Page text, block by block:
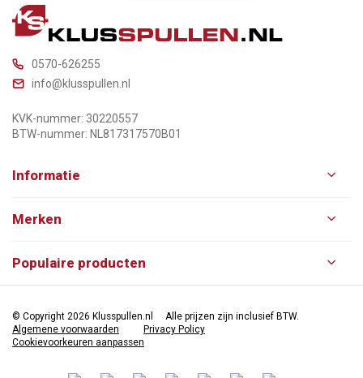
0570-626255
info@klusspullen.nl
KVK-nummer: 30220557
BTW-nummer: NL817317570B01
Informatie
Merken
Populaire producten
© Copyright 2026 Klusspullen.nl
Alle prijzen zijn inclusief BTW.
Algemene voorwaarden
Privacy Policy
Cookievoorkeuren aanpassen